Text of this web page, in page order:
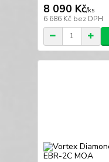
8 090 Kč/ks
6 686 Kč bez DPH